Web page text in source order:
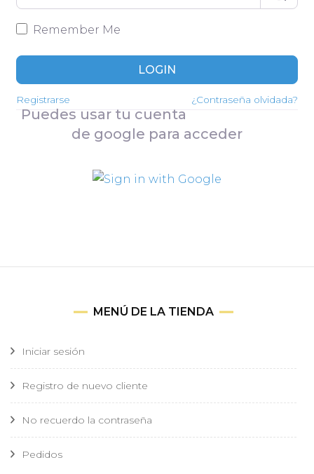
Remember Me
LOGIN
Registrarse ¿Contraseña olvidada?
Puedes usar tu cuenta
de google para acceder
MENÚ DE LA TIENDA
Iniciar sesión
Registro de nuevo cliente
No recuerdo la contraseña
Pedidos